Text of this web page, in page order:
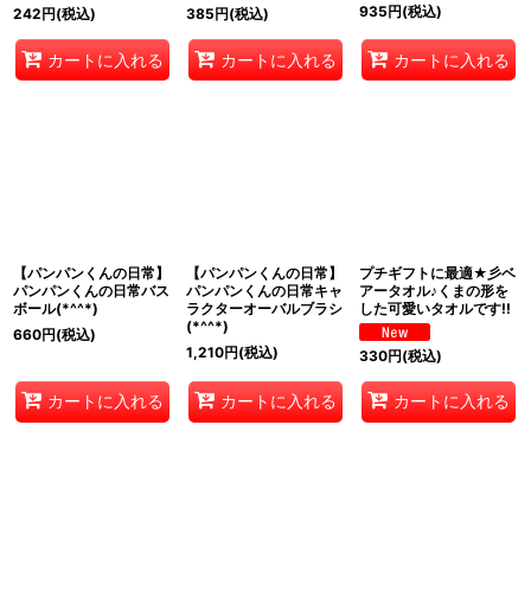
242円(税込)
カートに入れる
385円(税込)
カートに入れる
935円(税込)
カートに入れる
【パンパンくんの日常】
パンパンくんの日常バス
ボール(*^^*)
660円(税込)
カートに入れる
【パンパンくんの日常】
パンパンくんの日常キャ
ラクターオーバルブラシ
(*^^*)
1,210円(税込)
カートに入れる
プチギフトに最適★彡ベ
アータオル♪くまの形を
した可愛いタオルです!!
330円(税込)
カートに入れる